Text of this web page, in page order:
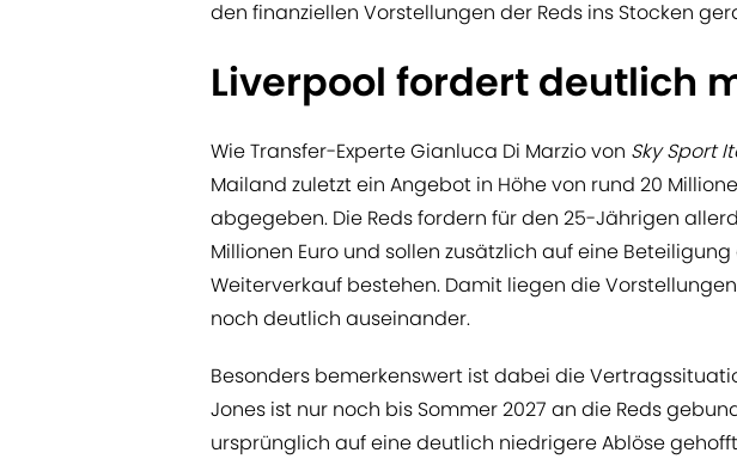
den finanziellen Vorstellungen der Reds ins Stocken
Liverpool fordert deutlich
Wie Transfer-Experte Gianluca Di Marzio von Sky Sport
Mailand zuletzt ein Angebot in Höhe von rund 20
abgegeben. Die Reds fordern für den 25-Jährigen
Millionen Euro und sollen zusätzlich auf eine
Weiterverkauf bestehen. Damit liegen die
noch deutlich auseinander.
Besonders bemerkenswert ist dabei die
Jones ist nur noch bis Sommer 2027 an die Reds
ursprünglich auf eine deutlich niedrigere Ablöse